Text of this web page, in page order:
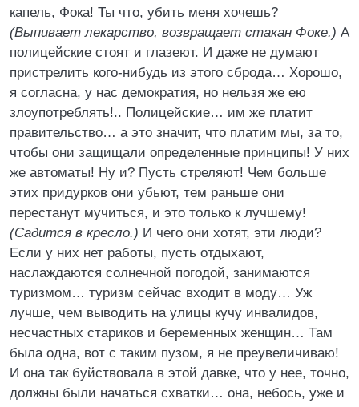
капель, Фока! Ты что, убить меня хочешь?
(Выпивает лекарство, возвращает стакан Фоке.) А
полицейские стоят и глазеют. И даже не думают
пристрелить кого-нибудь из этого сброда… Хорошо,
я согласна, у нас демократия, но нельзя же ею
злоупотреблять!.. Полицейские… им же платит
правительство… а это значит, что платим мы, за то,
чтобы они защищали определенные принципы! У них
же автоматы! Ну и? Пусть стреляют! Чем больше
этих придурков они убьют, тем раньше они
перестанут мучиться, и это только к лучшему!
(Садится в кресло.) И чего они хотят, эти люди?
Если у них нет работы, пусть отдыхают,
наслаждаются солнечной погодой, занимаются
туризмом… туризм сейчас входит в моду… Уж
лучше, чем выводить на улицы кучу инвалидов,
несчастных стариков и беременных женщин… Там
была одна, вот с таким пузом, я не преувеличиваю!
И она так буйствовала в этой давке, что у нее, точно,
должны были начаться схватки… она, небось, уже и